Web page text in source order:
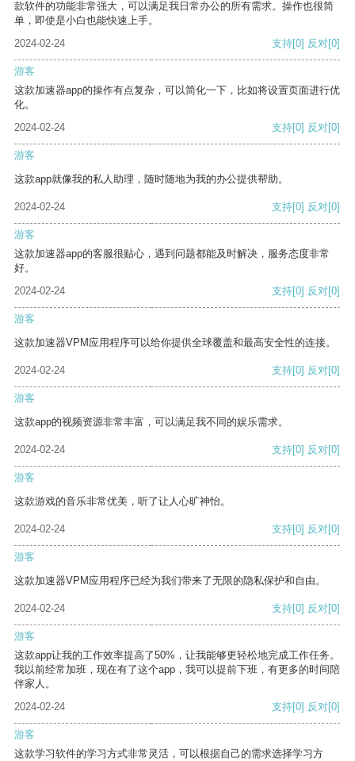
款软件的功能非常强大，可以满足我日常办公的所有需求。操作也很简
单，即使是小白也能快速上手。
2024-02-24
支持[0] 反对[0]
游客
这款加速器app的操作有点复杂，可以简化一下，比如将设置页面进行优
化。
2024-02-24
支持[0] 反对[0]
游客
这款app就像我的私人助理，随时随地为我的办公提供帮助。
2024-02-24 支持[0] 反对[0]
游客
这款加速器app的客服很贴心，遇到问题都能及时解决，服务态度非常
好。
2024-02-24
支持[0] 反对[0]
游客
这款加速器VPM应用程序可以给你提供全球覆盖和最高安全性的连接。
2024-02-24 支持[0] 反对[0]
游客
这款app的视频资源非常丰富，可以满足我不同的娱乐需求。
2024-02-24 支持[0] 反对[0]
游客
这款游戏的音乐非常优美，听了让人心旷神怡。
2024-02-24 支持[0] 反对[0]
游客
这款加速器VPM应用程序已经为我们带来了无限的隐私保护和自由。
2024-02-24 支持[0] 反对[0]
游客
这款app让我的工作效率提高了50%，让我能够更轻松地完成工作任务。
我以前经常加班，现在有了这个app，我可以提前下班，有更多的时间陪
伴家人。
2024-02-24
支持[0] 反对[0]
游客
这款学习软件的学习方式非常灵活，可以根据自己的需求选择学习方